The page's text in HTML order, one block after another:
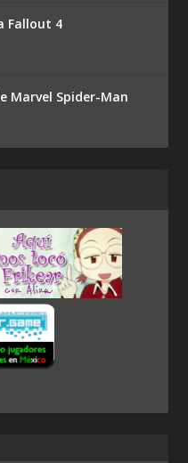
Fallout 4
Marvel Spider-Man